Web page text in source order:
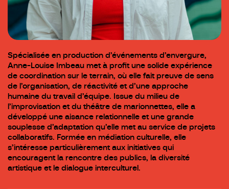
Spécialisée en production d’événements d’envergure,
Anne-Louise Imbeau met à profit une solide expérience
de coordination sur le terrain, où elle fait preuve de sens
de l’organisation, de réactivité et d’une approche
humaine du travail d’équipe. Issue du milieu de
l’improvisation et du théâtre de marionnettes, elle a
développé une aisance relationnelle et une grande
souplesse d’adaptation qu’elle met au service de projets
collaboratifs. Formée en médiation culturelle, elle
s’intéresse particulièrement aux initiatives qui
encouragent la rencontre des publics, la diversité
artistique et le dialogue interculturel.